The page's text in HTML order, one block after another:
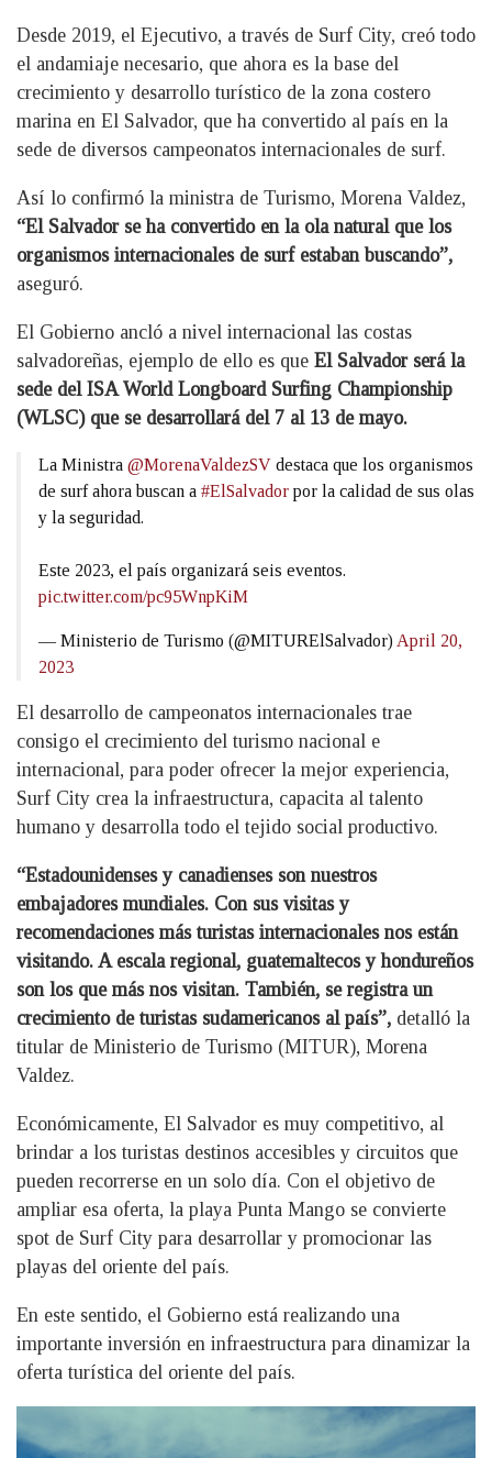
Desde 2019, el Ejecutivo, a través de Surf City, creó todo
el andamiaje necesario, que ahora es la base del
crecimiento y desarrollo turístico de la zona costero
marina en El Salvador, que ha convertido al país en la
sede de diversos campeonatos internacionales de surf.
Así lo confirmó la ministra de Turismo, Morena Valdez,
“El Salvador se ha convertido en la ola natural que los
organismos internacionales de surf estaban buscando”,
aseguró.
El Gobierno ancló a nivel internacional las costas
salvadoreñas, ejemplo de ello es que El Salvador será la
sede del ISA World Longboard Surfing Championship
(WLSC) que se desarrollará del 7 al 13 de mayo.
La Ministra @MorenaValdezSV destaca que los organismos
de surf ahora buscan a #ElSalvador por la calidad de sus olas
y la seguridad.
Este 2023, el país organizará seis eventos.
pic.twitter.com/pc95WnpKiM
— Ministerio de Turismo (@MITURElSalvador) April 20,
2023
El desarrollo de campeonatos internacionales trae
consigo el crecimiento del turismo nacional e
internacional, para poder ofrecer la mejor experiencia,
Surf City crea la infraestructura, capacita al talento
humano y desarrolla todo el tejido social productivo.
“Estadounidenses y canadienses son nuestros
embajadores mundiales. Con sus visitas y
recomendaciones más turistas internacionales nos están
visitando. A escala regional, guatemaltecos y hondureños
son los que más nos visitan. También, se registra un
crecimiento de turistas sudamericanos al país”, detalló la
titular de Ministerio de Turismo (MITUR), Morena
Valdez.
Económicamente, El Salvador es muy competitivo, al
brindar a los turistas destinos accesibles y circuitos que
pueden recorrerse en un solo día. Con el objetivo de
ampliar esa oferta, la playa Punta Mango se convierte
spot de Surf City para desarrollar y promocionar las
playas del oriente del país.
En este sentido, el Gobierno está realizando una
importante inversión en infraestructura para dinamizar la
oferta turística del oriente del país.